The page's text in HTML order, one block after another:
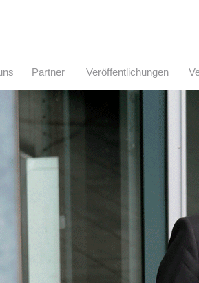
Partner Veröffentlichungen